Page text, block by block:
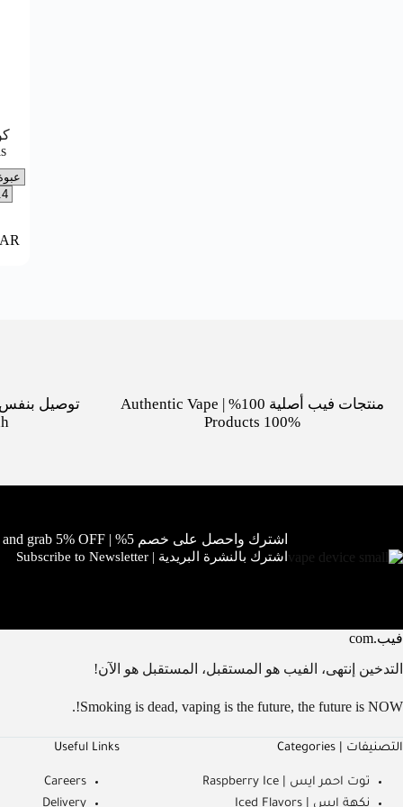
منتجات فيب أصلية 100% | Authentic Vape
Products 100%
اشترك واحصل على خصم 5% | Subscribe and grab 5% OFF!
اشترك بالنشرة البريدية | Subscribe to Newsletter
فيب.com
التدخين إنتهى، الفيب هو المستقبل، المستقبل هو الآن!
Smoking is dead, vaping is the future, the future is NOW!.
التصنيفات | Categories
توت احمر ايس | Raspberry Ice
نكهة ايس | Iced Flavors
Useful Links
Careers
Delivery